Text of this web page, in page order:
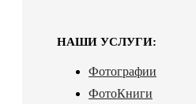
НАШИ УСЛУГИ:
Фотографии
ФотоКниги